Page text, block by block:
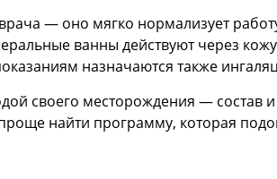
— оно мягко нормализует
ванны действуют через
назначаются также
своего месторождения — состав
найти программу, которая